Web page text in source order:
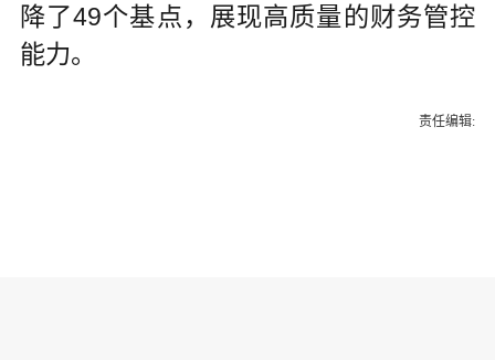
降了49个基点，展现高质量的财务管控
能力。
责任编辑: